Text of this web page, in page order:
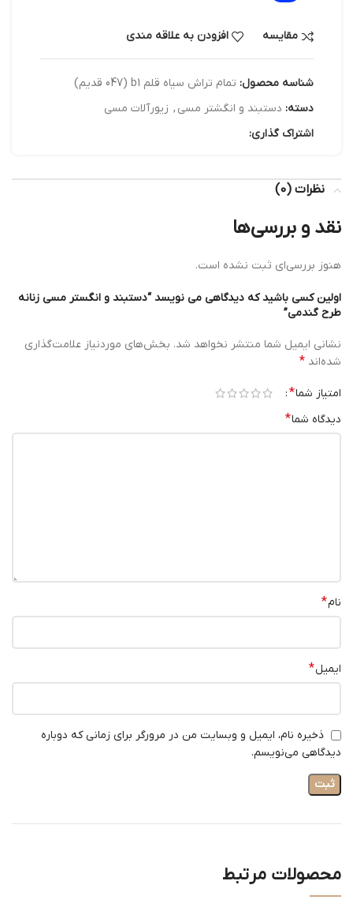
مقایسه افزودن به علاقه مندی
شناسه محصول: تمام تراش سیاه قلم b1 (047 قدیم)
دسته: دستبند و انگشتر مسی , زیورآلات مسی
اشتراک گذاری:
نظرات (0)
نقد و بررسی‌ها
هنوز بررسی‌ای ثبت نشده است.
اولین کسی باشید که دیدگاهی می نویسد “دستبند و انگستر مسی زنانه
طرح گندمی”
نشانی ایمیل شما منتشر نخواهد شد. بخش‌های موردنیاز علامت‌گذاری
شده‌اند *
امتیاز شما*
دیدگاه شما*
نام*
ایمیل*
ذخیره نام، ایمیل و وبسایت من در مرورگر برای زمانی که دوباره
دیدگاهی می‌نویسم.
محصولات مرتبط